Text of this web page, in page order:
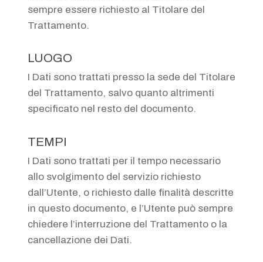
sempre essere richiesto al Titolare del
Trattamento.
LUOGO
I Dati sono trattati presso la sede del Titolare
del Trattamento, salvo quanto altrimenti
specificato nel resto del documento.
TEMPI
I Dati sono trattati per il tempo necessario
allo svolgimento del servizio richiesto
dall’Utente, o richiesto dalle finalità descritte
in questo documento, e l’Utente può sempre
chiedere l’interruzione del Trattamento o la
cancellazione dei Dati.